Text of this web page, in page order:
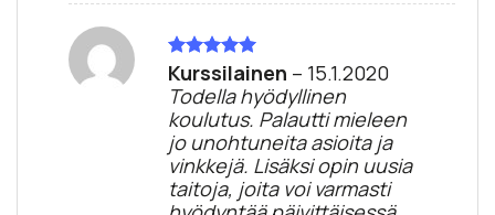
Arvostelu
tuotteesta:5
/ 5
Kurssilainen – 15.1.2020
Todella hyödyllinen
koulutus. Palautti mieleen
jo unohtuneita asioita ja
vinkkejä. Lisäksi opin uusia
taitoja, joita voi varmasti